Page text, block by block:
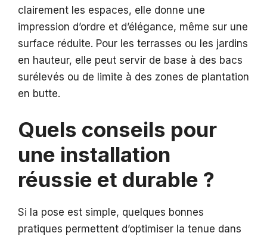
clairement les espaces, elle donne une
impression d’ordre et d’élégance, même sur une
surface réduite. Pour les terrasses ou les jardins
en hauteur, elle peut servir de base à des bacs
surélevés ou de limite à des zones de plantation
en butte.
Quels conseils pour
une installation
réussie et durable ?
Si la pose est simple, quelques bonnes
pratiques permettent d’optimiser la tenue dans